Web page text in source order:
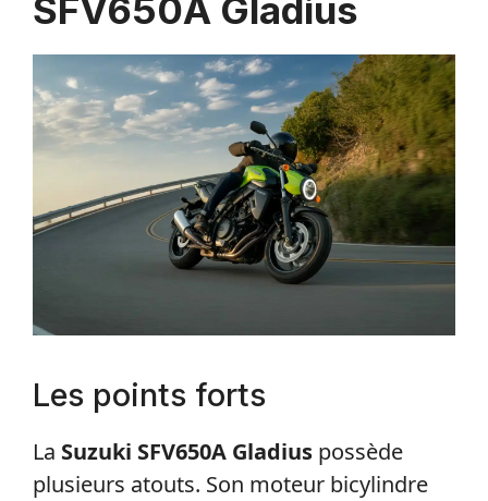
SFV650A Gladius
Les points forts
La Suzuki SFV650A Gladius possède
plusieurs atouts. Son moteur bicylindre